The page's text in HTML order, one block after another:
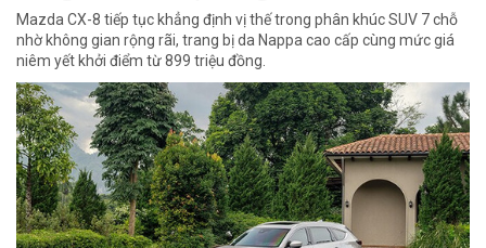
Mazda CX-8 tiếp tục khẳng định vị thế trong phân khúc SUV 7 chỗ
nhờ không gian rộng rãi, trang bị da Nappa cao cấp cùng mức giá
niêm yết khởi điểm từ 899 triệu đồng.